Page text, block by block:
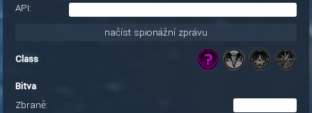
API:
načíst spionážní zprávu
Class
Bitva
Zbraně: